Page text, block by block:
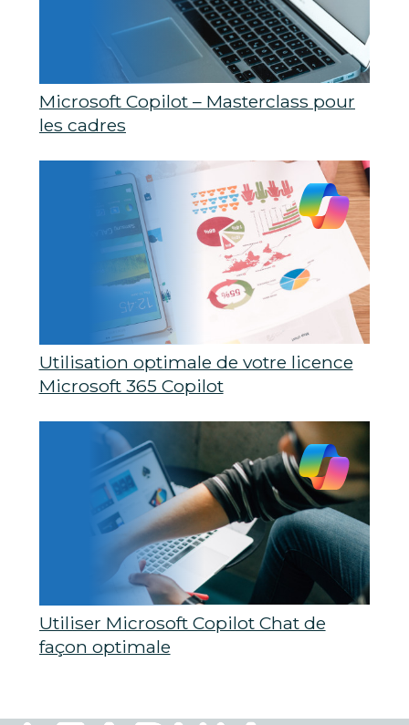
Microsoft Copilot – Masterclass pour
les cadres
Utilisation optimale de votre licence
Microsoft 365 Copilot
Utiliser Microsoft Copilot Chat de
façon optimale